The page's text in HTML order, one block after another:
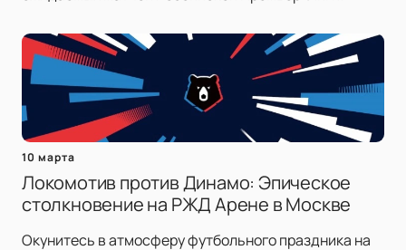
10 марта
Локомотив против Динамо: Эпическое
столкновение на РЖД Арене в Москве
Окунитесь в атмосферу футбольного праздника на